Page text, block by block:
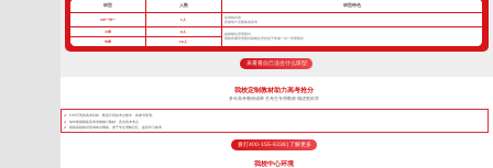
班型 人数 班型特色
VIP一对一 1人
高考核武器
把握每寸光阴备战高考
小班 8人
超精细化管理模式
我校班课管理模式精细化管控优于常规一对一管理模式
中班 16人
来看看自己适合什么班型
我校定制教材助力高考抢分
多年高考教研成果 艺考生专用教材 精进更科学
针对不同的高考目标，甄选不同的考点教学，将厚书变薄。
每年根据最新高考考纲修订教材，直击高考考点
狠抓基础知识形成知识网络，便于学生理解记忆，提高学习效率
拨打400-155-6338 | 了解更多
我校中心环境